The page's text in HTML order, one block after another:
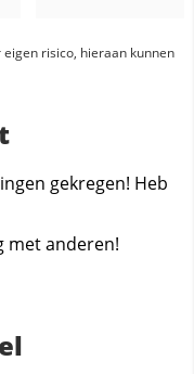
risico, hieraan kunnen
gekregen! Heb
met anderen!